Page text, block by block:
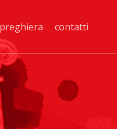
preghiera contatti